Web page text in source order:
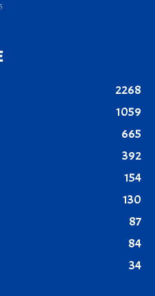
2268
1059
665
392
154
130
87
84
34